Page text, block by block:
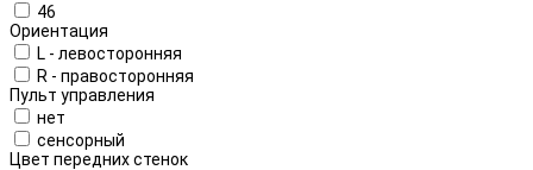
46
Ориентация
L - левосторонняя
R - правосторонняя
Пульт управления
нет
сенсорный
Цвет передних стенок